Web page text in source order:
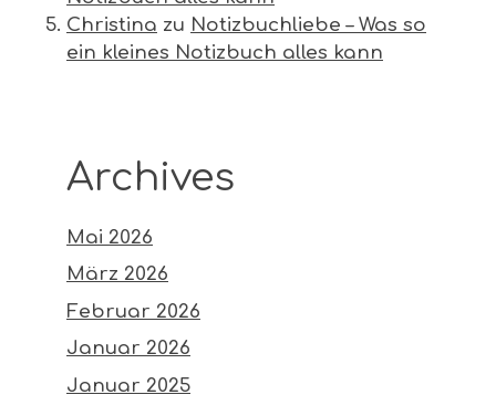
Christina zu Notizbuchliebe – Was so
ein kleines Notizbuch alles kann
Archives
Mai 2026
März 2026
Februar 2026
Januar 2026
Januar 2025